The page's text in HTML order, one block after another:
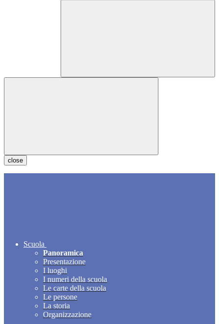
close
Scuola
Panoramica
Presentazione
I luoghi
I numeri della scuola
Le carte della scuola
Le persone
La storia
Organizzazione